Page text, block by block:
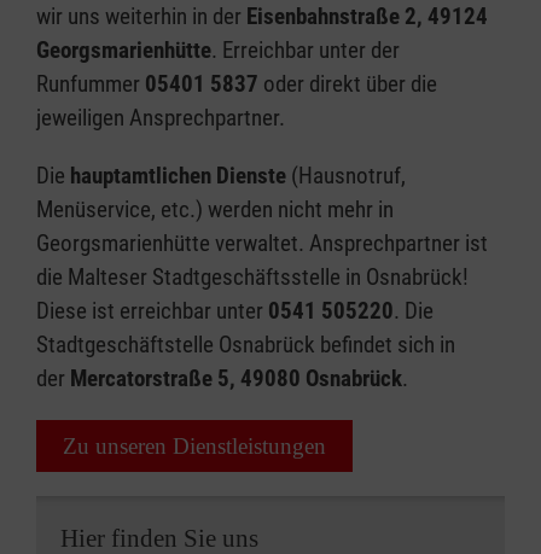
wir uns weiterhin in der Eisenbahnstraße 2, 49124
Georgsmarienhütte. Erreichbar unter der
Runfummer 05401 5837 oder direkt über die
jeweiligen Ansprechpartner.
Die hauptamtlichen Dienste (Hausnotruf,
Menüservice, etc.) werden nicht mehr in
Georgsmarienhütte verwaltet. Ansprechpartner ist
die Malteser Stadtgeschäftsstelle in Osnabrück!
Diese ist erreichbar unter 0541 505220. Die
Stadtgeschäftstelle Osnabrück befindet sich in
der Mercatorstraße 5, 49080 Osnabrück.
Zu unseren Dienstleistungen
Hier finden Sie uns